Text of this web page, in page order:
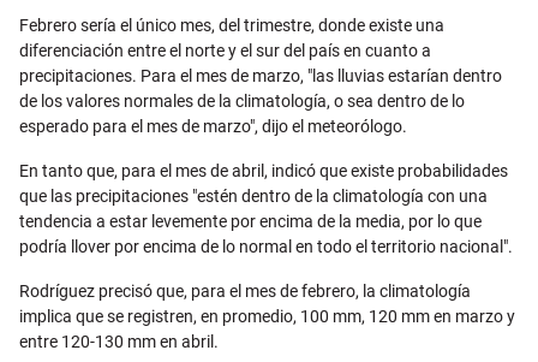
Febrero sería el único mes, del trimestre, donde existe una
diferenciación entre el norte y el sur del país en cuanto a
precipitaciones. Para el mes de marzo, "las lluvias estarían dentro
de los valores normales de la climatología, o sea dentro de lo
esperado para el mes de marzo", dijo el meteorólogo.
En tanto que, para el mes de abril, indicó que existe probabilidades
que las precipitaciones "estén dentro de la climatología con una
tendencia a estar levemente por encima de la media, por lo que
podría llover por encima de lo normal en todo el territorio nacional".
Rodríguez precisó que, para el mes de febrero, la climatología
implica que se registren, en promedio, 100 mm, 120 mm en marzo y
entre 120-130 mm en abril.